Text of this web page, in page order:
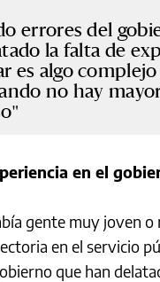
errores del
la falta de
es algo
no hay
en el
gente muy joven o
en el servicio
que han